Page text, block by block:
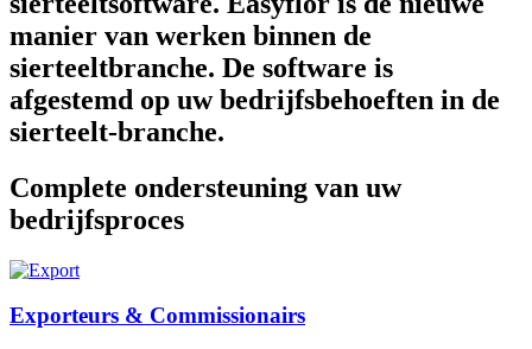
manier van werken binnen de
sierteeltbranche. De software is
afgestemd op uw bedrijfsbehoeften in de
sierteelt-branche.
Complete ondersteuning van uw
bedrijfsproces
Exporteurs & Commissionairs